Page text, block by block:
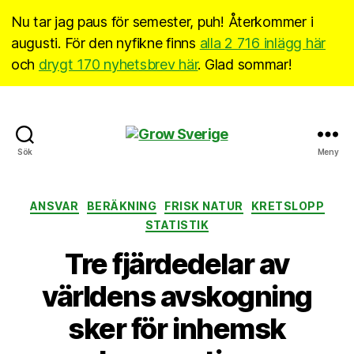
Nu tar jag paus för semester, puh! Återkommer i
augusti. För den nyfikne finns alla 2 716 inlägg här
och drygt 170 nyhetsbrev här. Glad sommar!
Sök Meny
Kategorier
ANSVAR BERÄKNING FRISK NATUR
KRETSLOPP
STATISTIK
Tre fjärdedelar av
världens avskogning
sker för inhemsk